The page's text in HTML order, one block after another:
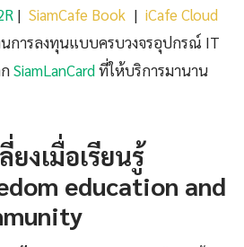
| SiamCafe Book | iCafe Cloud
นการลงทุนแบบครบวงจรอุปกรณ์ IT
SiamLanCardที่ให้บริการมานาน
งเมื่อเรียนรู้
education and